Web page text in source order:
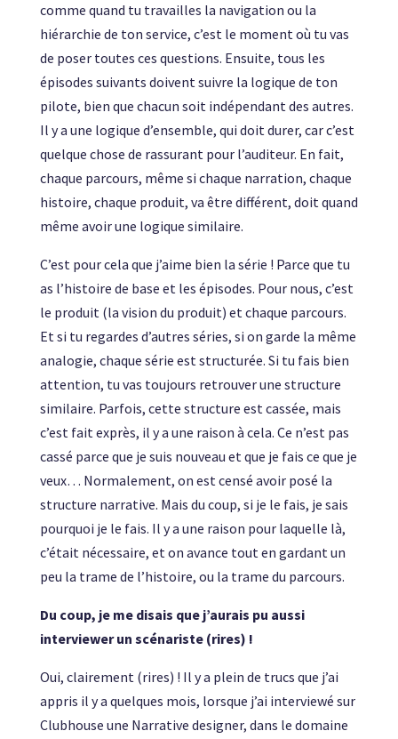
comme quand tu travailles la navigation ou la
hiérarchie de ton service, c’est le moment où tu vas
de poser toutes ces questions. Ensuite, tous les
épisodes suivants doivent suivre la logique de ton
pilote, bien que chacun soit indépendant des autres.
Il y a une logique d’ensemble, qui doit durer, car c’est
quelque chose de rassurant pour l’auditeur. En fait,
chaque parcours, même si chaque narration, chaque
histoire, chaque produit, va être différent, doit quand
même avoir une logique similaire.
C’est pour cela que j’aime bien la série ! Parce que tu
as l’histoire de base et les épisodes. Pour nous, c’est
le produit (la vision du produit) et chaque parcours.
Et si tu regardes d’autres séries, si on garde la même
analogie, chaque série est structurée. Si tu fais bien
attention, tu vas toujours retrouver une structure
similaire. Parfois, cette structure est cassée, mais
c’est fait exprès, il y a une raison à cela. Ce n’est pas
cassé parce que je suis nouveau et que je fais ce que je
veux… Normalement, on est censé avoir posé la
structure narrative. Mais du coup, si je le fais, je sais
pourquoi je le fais. Il y a une raison pour laquelle là,
c’était nécessaire, et on avance tout en gardant un
peu la trame de l’histoire, ou la trame du parcours.
Du coup, je me disais que j’aurais pu aussi
interviewer un scénariste (rires) !
Oui, clairement (rires) ! Il y a plein de trucs que j’ai
appris il y a quelques mois, lorsque j’ai interviewé sur
Clubhouse une Narrative designer, dans le domaine